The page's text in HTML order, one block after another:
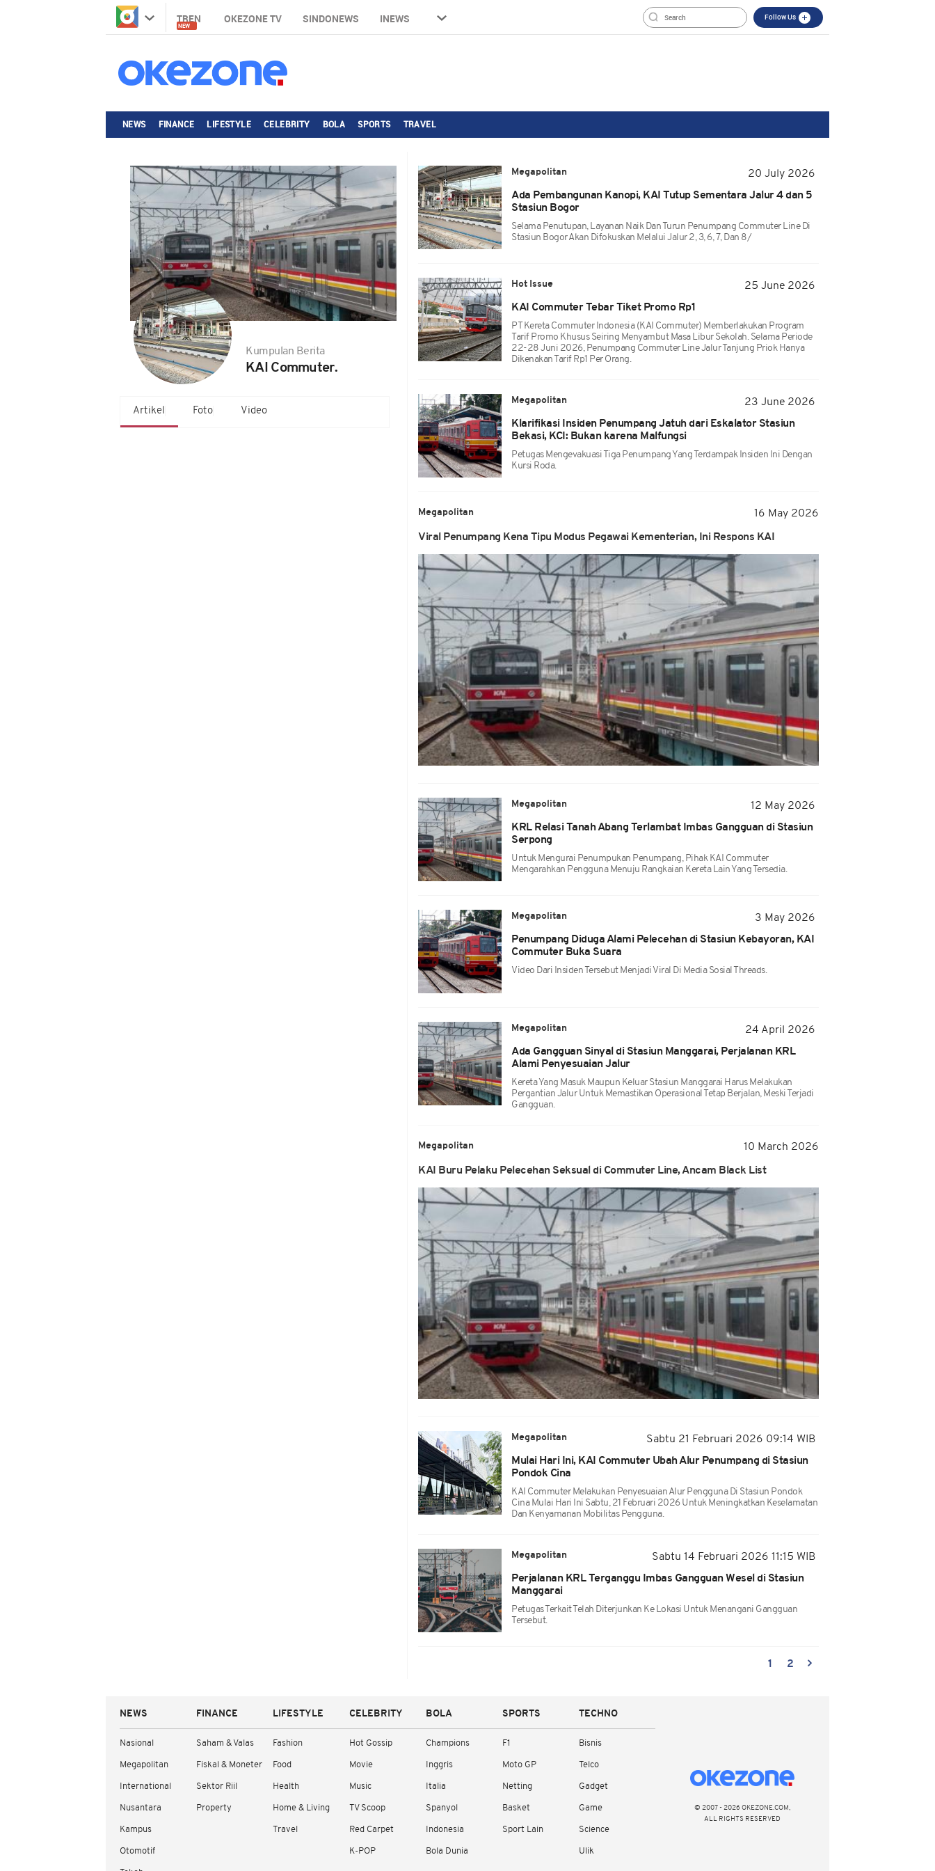
TREN
NEW
OKEZONE TV SINDONEWS INEWS Follow Us
NEWS FINANCE LIFESTYLE CELEBRITY BOLA SPORTS TRAVEL
Kumpulan Berita
KAI Commuter.
Artikel Foto Video
Megapolitan
20 July 2026
Ada Pembangunan Kanopi, KAI Tutup Sementara Jalur 4 dan 5
Stasiun Bogor
Selama Penutupan, Layanan Naik Dan Turun Penumpang Commuter Line Di
Stasiun Bogor Akan Difokuskan Melalui Jalur 2, 3, 6, 7, Dan 8/
Hot Issue
25 June 2026
KAI Commuter Tebar Tiket Promo Rp1
PT Kereta Commuter Indonesia (KAI Commuter) Memberlakukan Program
Tarif Promo Khusus Seiring Menyambut Masa Libur Sekolah. Selama Periode
22-28 Juni 2026, Penumpang Commuter Line Jalur Tanjung Priok Hanya
Dikenakan Tarif Rp1 Per Orang.
Megapolitan
23 June 2026
Klarifikasi Insiden Penumpang Jatuh dari Eskalator Stasiun
Bekasi, KCI: Bukan karena Malfungsi
Petugas Mengevakuasi Tiga Penumpang Yang Terdampak Insiden Ini Dengan
Kursi Roda.
Megapolitan 16 May 2026
Viral Penumpang Kena Tipu Modus Pegawai Kementerian, Ini Respons KAI
Megapolitan
12 May 2026
KRL Relasi Tanah Abang Terlambat Imbas Gangguan di Stasiun
Serpong
Untuk Mengurai Penumpukan Penumpang, Pihak KAI Commuter
Mengarahkan Pengguna Menuju Rangkaian Kereta Lain Yang Tersedia.
Megapolitan
3 May 2026
Penumpang Diduga Alami Pelecehan di Stasiun Kebayoran, KAI
Commuter Buka Suara
Video Dari Insiden Tersebut Menjadi Viral Di Media Sosial Threads.
Megapolitan
24 April 2026
Ada Gangguan Sinyal di Stasiun Manggarai, Perjalanan KRL
Alami Penyesuaian Jalur
Kereta Yang Masuk Maupun Keluar Stasiun Manggarai Harus Melakukan
Pergantian Jalur Untuk Memastikan Operasional Tetap Berjalan, Meski Terjadi
Gangguan.
Megapolitan 10 March 2026
KAI Buru Pelaku Pelecehan Seksual di Commuter Line, Ancam Black List
Megapolitan
Sabtu 21 Februari 2026 09:14 WIB
Mulai Hari Ini, KAI Commuter Ubah Alur Penumpang di Stasiun
Pondok Cina
KAI Commuter Melakukan Penyesuaian Alur Pengguna Di Stasiun Pondok
Cina Mulai Hari Ini Sabtu, 21 Februari 2026 Untuk Meningkatkan Keselamatan
Dan Kenyamanan Mobilitas Pengguna.
Megapolitan
Sabtu 14 Februari 2026 11:15 WIB
Perjalanan KRL Terganggu Imbas Gangguan Wesel di Stasiun
Manggarai
Petugas Terkait Telah Diterjunkan Ke Lokasi Untuk Menangani Gangguan
Tersebut.
1 2
NEWS
Nasional
Megapolitan
International
Nusantara
Kampus
Otomotif
FINANCE
Saham & Valas
Fiskal & Moneter
Sektor Riil
Property
LIFESTYLE
Fashion
Food
Health
Home & Living
Travel
CELEBRITY
Hot Gossip
Movie
Music
TV Scoop
Red Carpet
K-POP
BOLA
Champions
Inggris
Italia
Spanyol
Indonesia
Bola Dunia
SPORTS
F1
Moto GP
Netting
Basket
Sport Lain
TECHNO
Bisnis
Telco
Gadget
Game
Science
Ulik
© 2007 - 2026 OKEZONE.COM,
ALL RIGHTS RESERVED